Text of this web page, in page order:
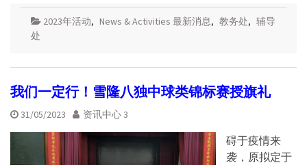
2023年活动, News & Activities 最新消息, 教务处, 辅导
处
我们一定行！雪隆八独中球类锦标赛授旗礼
31/05/2023 资讯中心 3
碍于疫情来
袭，原拟定于